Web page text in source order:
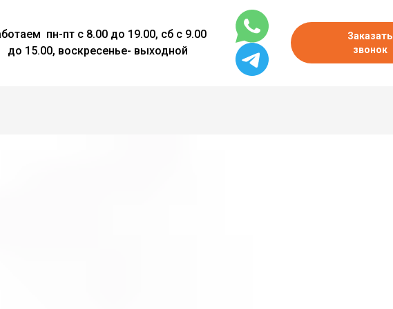
пн-пт с 8.00 до 19.00, сб с 9.00
до 15.00, воскресенье- выходной
Заказать
звонок